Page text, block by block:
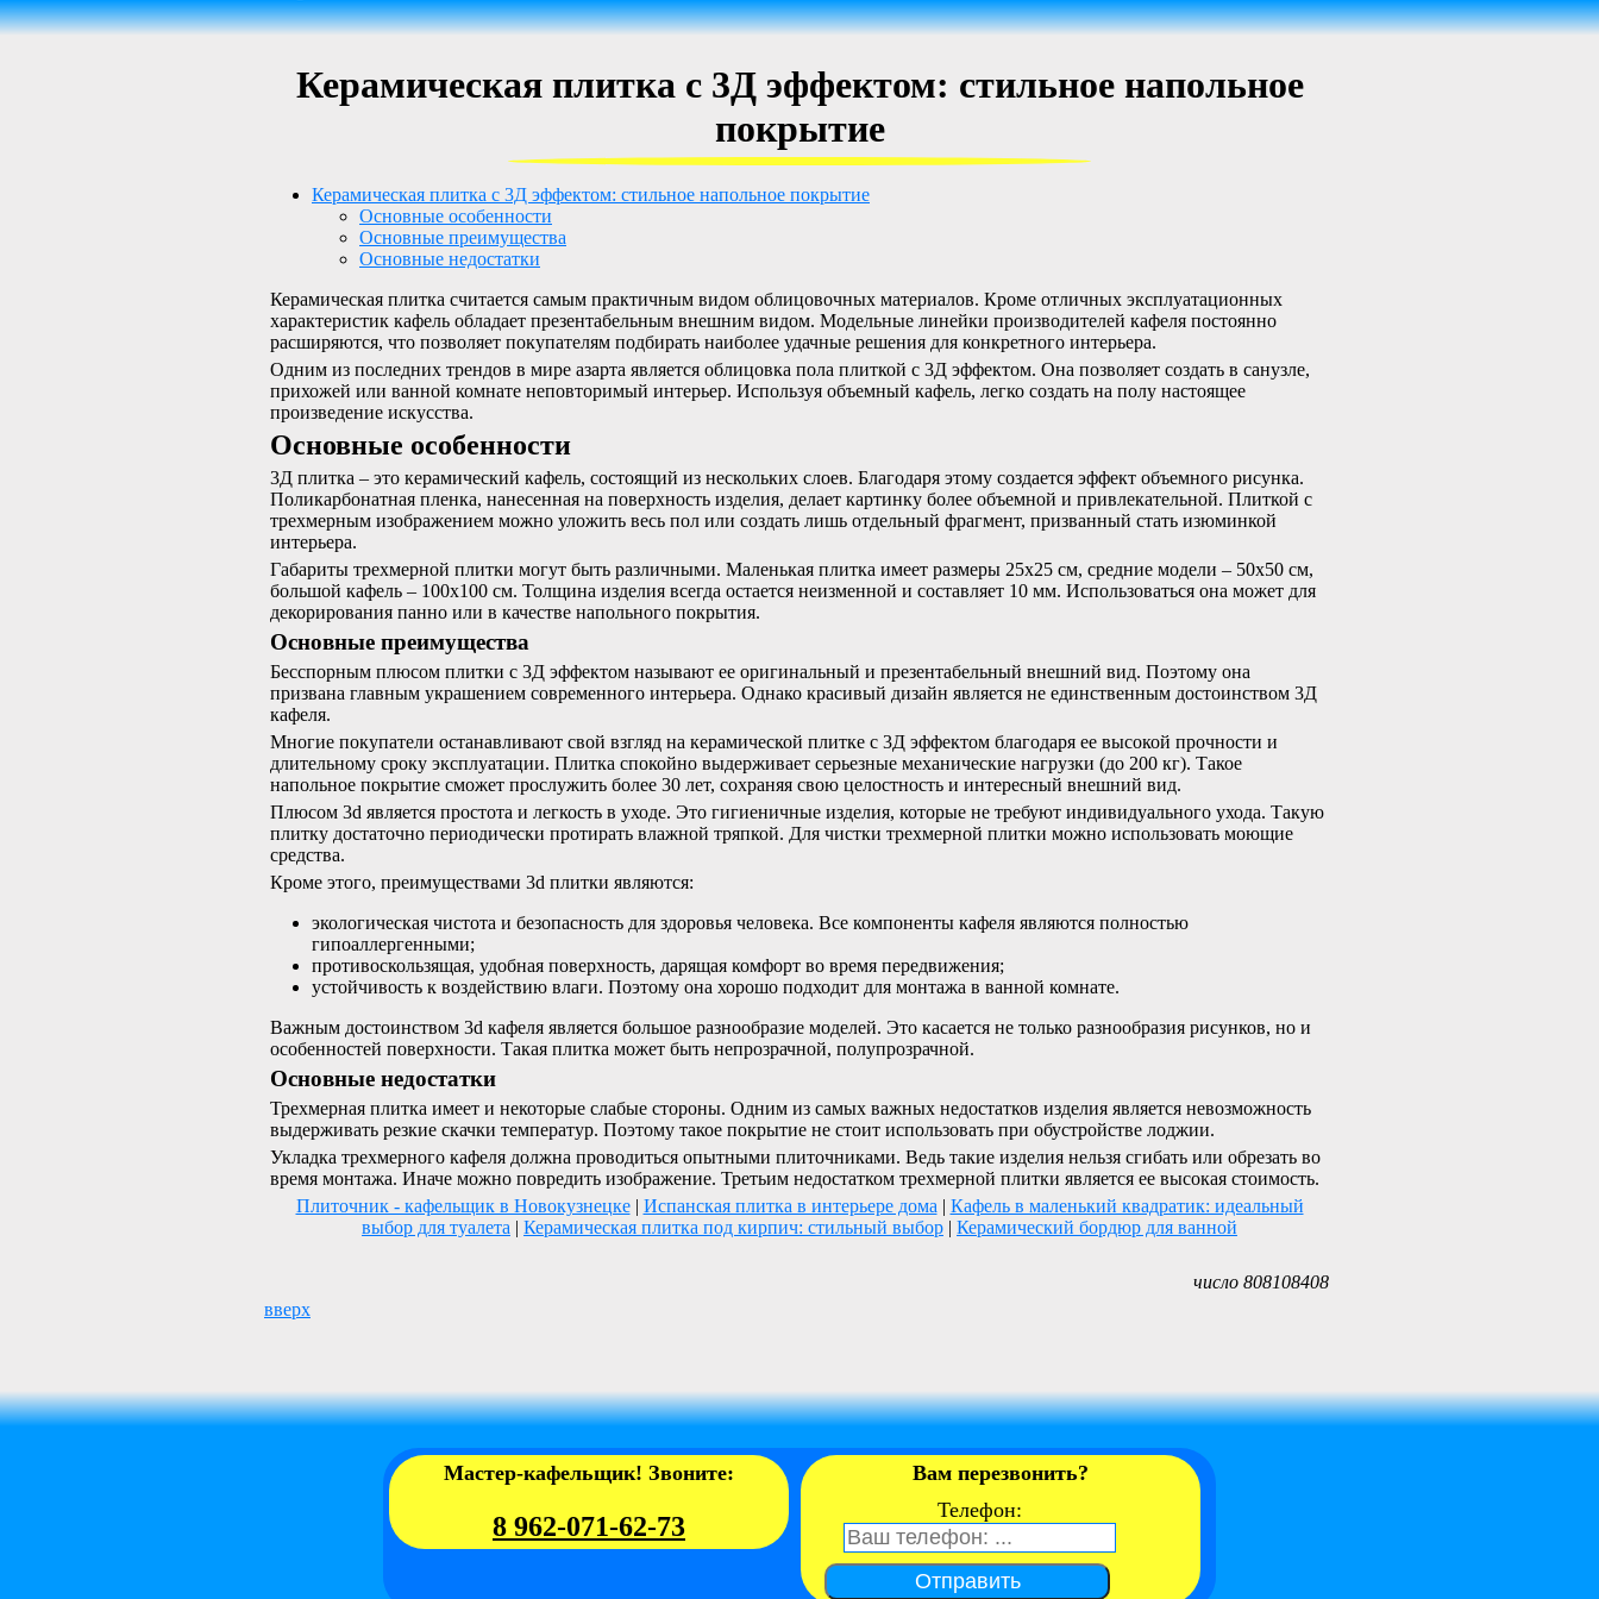
Керамическая плитка с 3Д эффектом: стильное напольное
покрытие
Керамическая плитка с 3Д эффектом: стильное напольное покрытие
Основные особенности
Основные преимущества
Основные недостатки
Керамическая плитка считается самым практичным видом облицовочных материалов. Кроме отличных эксплуатационных
характеристик кафель обладает презентабельным внешним видом. Модельные линейки производителей кафеля постоянно
расширяются, что позволяет покупателям подбирать наиболее удачные решения для конкретного интерьера.
Одним из последних трендов в мире азарта является облицовка пола плиткой с 3Д эффектом. Она позволяет создать в санузле,
прихожей или ванной комнате неповторимый интерьер. Используя объемный кафель, легко создать на полу настоящее
произведение искусства.
Основные особенности
3Д плитка – это керамический кафель, состоящий из нескольких слоев. Благодаря этому создается эффект объемного рисунка.
Поликарбонатная пленка, нанесенная на поверхность изделия, делает картинку более объемной и привлекательной. Плиткой с
трехмерным изображением можно уложить весь пол или создать лишь отдельный фрагмент, призванный стать изюминкой
интерьера.
Габариты трехмерной плитки могут быть различными. Маленькая плитка имеет размеры 25х25 см, средние модели – 50х50 см,
большой кафель – 100х100 см. Толщина изделия всегда остается неизменной и составляет 10 мм. Использоваться она может для
декорирования панно или в качестве напольного покрытия.
Основные преимущества
Бесспорным плюсом плитки с 3Д эффектом называют ее оригинальный и презентабельный внешний вид. Поэтому она
призвана главным украшением современного интерьера. Однако красивый дизайн является не единственным достоинством 3Д
кафеля.
Многие покупатели останавливают свой взгляд на керамической плитке с 3Д эффектом благодаря ее высокой прочности и
длительному сроку эксплуатации. Плитка спокойно выдерживает серьезные механические нагрузки (до 200 кг). Такое
напольное покрытие сможет прослужить более 30 лет, сохраняя свою целостность и интересный внешний вид.
Плюсом 3d является простота и легкость в уходе. Это гигиеничные изделия, которые не требуют индивидуального ухода. Такую
плитку достаточно периодически протирать влажной тряпкой. Для чистки трехмерной плитки можно использовать моющие
средства.
Кроме этого, преимуществами 3d плитки являются:
экологическая чистота и безопасность для здоровья человека. Все компоненты кафеля являются полностью
гипоаллергенными;
противоскользящая, удобная поверхность, дарящая комфорт во время передвижения;
устойчивость к воздействию влаги. Поэтому она хорошо подходит для монтажа в ванной комнате.
Важным достоинством 3d кафеля является большое разнообразие моделей. Это касается не только разнообразия рисунков, но и
особенностей поверхности. Такая плитка может быть непрозрачной, полупрозрачной.
Основные недостатки
Трехмерная плитка имеет и некоторые слабые стороны. Одним из самых важных недостатков изделия является невозможность
выдерживать резкие скачки температур. Поэтому такое покрытие не стоит использовать при обустройстве лоджии.
Укладка трехмерного кафеля должна проводиться опытными плиточниками. Ведь такие изделия нельзя сгибать или обрезать во
время монтажа. Иначе можно повредить изображение. Третьим недостатком трехмерной плитки является ее высокая стоимость.
Плиточник - кафельщик в Новокузнецке| Испанская плитка в интерьере дома | Кафель в маленький квадратик: идеальный
выбор для туалета | Керамическая плитка под кирпич: стильный выбор | Керамический бордюр для ванной
число 808108408
вверх
Мастер-кафельщик! Звоните:
8 962-071-62-73
Вам перезвонить?
Телефон:
Отправить